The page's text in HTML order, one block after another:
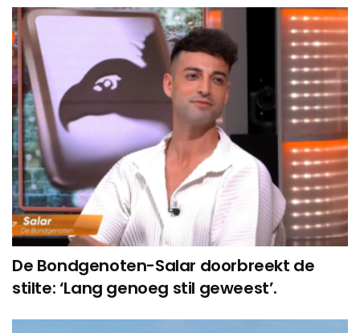
De Bondgenoten-Salar doorbreekt de
stilte: ‘Lang genoeg stil geweest’.